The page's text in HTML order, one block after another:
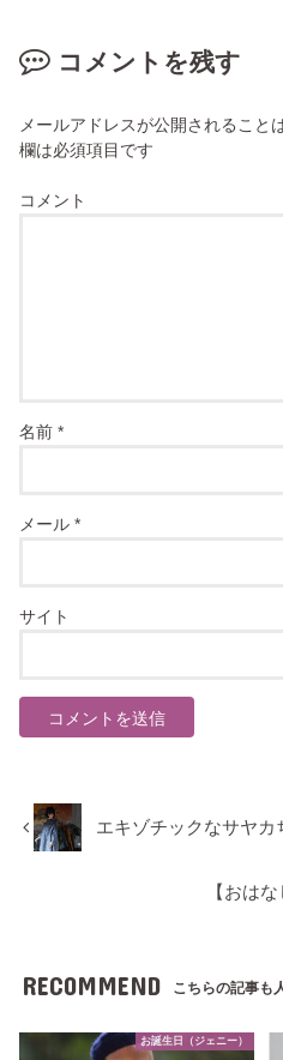
コメントを残す
メールアドレスが公開されること
欄は必須項目です
コメント
名前*
メール*
サイト
エキゾチックなサヤカ
【おは
RECOMMEND こちらの記事も
お誕生日（ジェニー）